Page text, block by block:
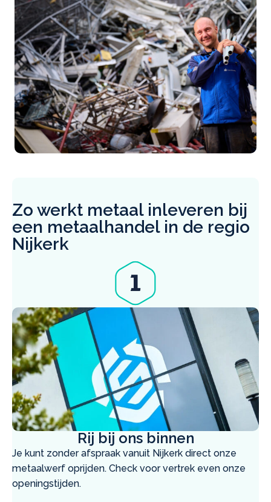
Zo werkt metaal inleveren bij
een metaalhandel in de regio
Nijkerk
Rij bij ons binnen
Je kunt zonder afspraak vanuit Nijkerk direct onze
metaalwerf oprijden. Check voor vertrek even onze
openingstijden.